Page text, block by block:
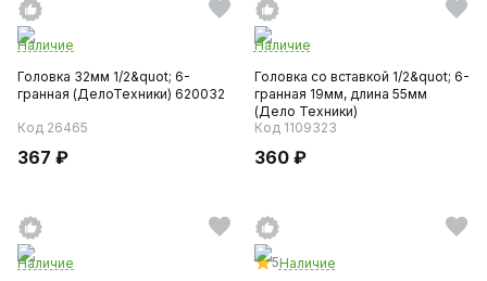
Наличие
Головка 32мм 1/2&quot; 6-
гранная (ДелоТехники) 620032
Код 26465
367 ₽
Наличие
Головка со вставкой 1/2&quot; 6-
гранная 19мм, длина 55мм
(Дело Техники)
Код 1109323
360 ₽
Наличие
5Наличие